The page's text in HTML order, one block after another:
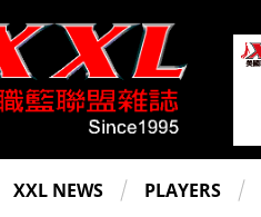
XXL NEWS PLAYERS